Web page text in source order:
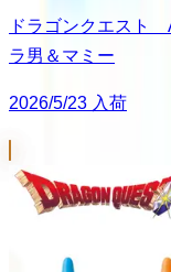
ドラゴンクエス
ラ男＆マミー
2026/5/23 入荷